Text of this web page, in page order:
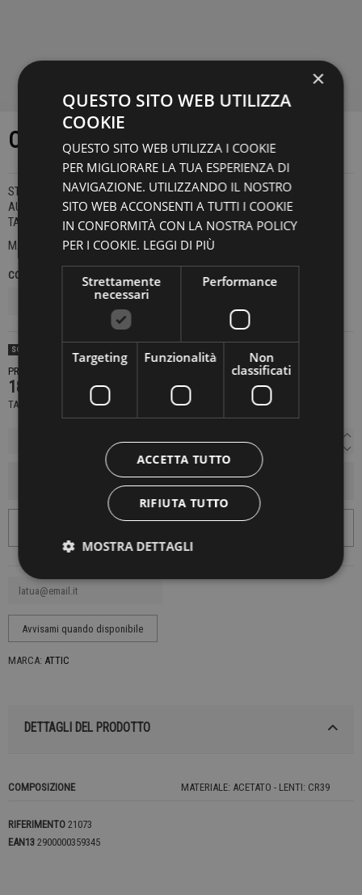
OCCHIALE ATTIC
STRUTTURE PER MONTATURE IN STILE CONTEMPORANEO.
AUDACI ED ESTROVERSI, PER GENTE CON PERSONALITÀ.
TAGLIA UNICA.
MADE IN ITALY
COLORE
SOLD OUT
PRODOTTO NON DISPONIBILE CONTATTACI PER SAPERE DI PIÙ
180,00 €
TASSE INCLUSE
AGGIUNGI AL CARRELLO
MARCA: ATTIC
DETTAGLI DEL PRODOTTO
COMPOSIZIONE MATERIALE: ACETATO - LENTI: CR39
RIFERIMENTO 21073
EAN13 2900000359345
×
QUESTO SITO WEB UTILIZZA
COOKIE
QUESTO SITO WEB UTILIZZA I COOKIE
PER MIGLIORARE LA TUA ESPERIENZA DI
NAVIGAZIONE. UTILIZZANDO IL NOSTRO
SITO WEB ACCONSENTI A TUTTI I COOKIE
IN CONFORMITÀ CON LA NOSTRA POLICY
PER I COOKIE. LEGGI DI PIÙ
Strettamente
necessari
Performance
Targeting Funzionalità
Non
classificati
ACCETTA TUTTO
RIFIUTA TUTTO
MOSTRA DETTAGLI